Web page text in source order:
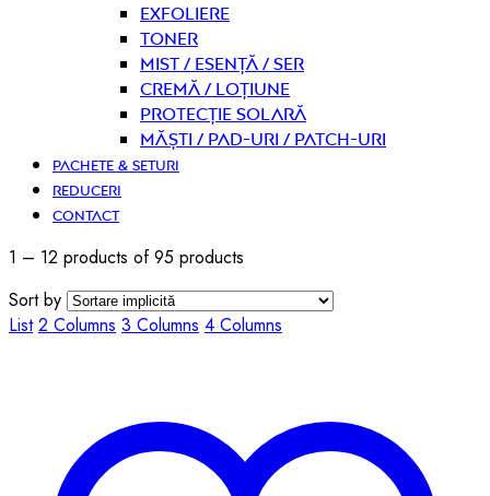
Exfoliere
Toner
Mist / Esență / Ser
Cremă / Loțiune
Protecție solară
Măști / Pad-uri / Patch-uri
PACHETE & SETURI
REDUCERI
CONTACT
1 – 12 products of 95 products
Sort by
List 2 Columns 3 Columns 4 Columns